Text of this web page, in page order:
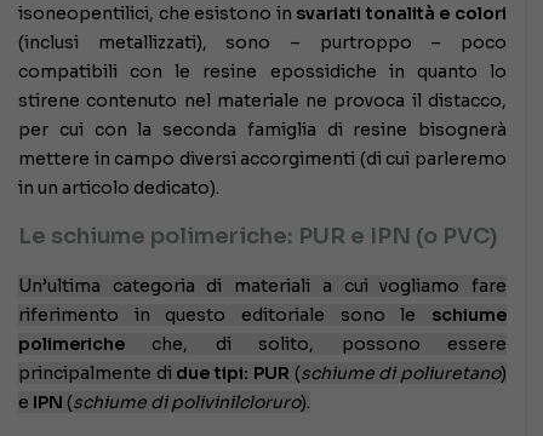
isoneopentilici, che esistono in svariati tonalità e colori
(inclusi metallizzati), sono – purtroppo – poco
compatibili con le resine epossidiche in quanto lo
stirene contenuto nel materiale ne provoca il distacco,
per cui con la seconda famiglia di resine bisognerà
mettere in campo diversi accorgimenti (di cui parleremo
in un articolo dedicato).
Le schiume polimeriche: PUR e IPN (o PVC)
Un’ultima categoria di materiali a cui vogliamo fare
riferimento in questo editoriale sono le schiume
polimeriche che, di solito, possono essere
principalmente di due tipi: PUR(schiume di poliuretano)
e IPN (schiume di polivinilcloruro).